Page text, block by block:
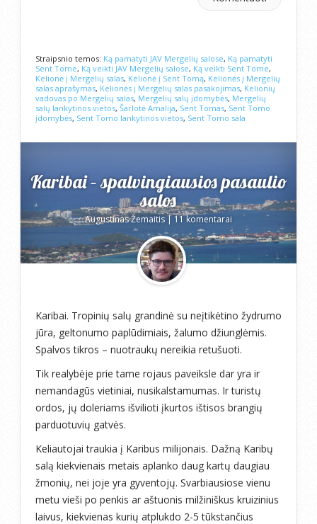
Straipsnio temos: Ką pamatyti JAV Mergelių salose, Ką pamatyti
Sent Tome, Ką veikti JAV Mergelių salose, Ką veikti Sent Tome,
Kelionė į Mergelių salas, Kelionė į Sent Tomą, Kelionės į Mergelių
salas aprašymas, Kelionės į Mergelių salas pasakojimas, Kelionių
vadovas po Mergelių salas, Mergelių salų įdomybės, Mergelių
salų lankytinos vietos, Šarlotė Amalija, Sent Tomas, Sent Tomo
įdomybės, Sent Tomo lankytinos vietos, Sent Tomo sala
Karibai – spalvingiausios pasaulio
salos
Augustinas Žemaitis|11 komentarai
Karibai. Tropinių salų grandinė su neįtikėtino žydrumo
jūra, geltonumo paplūdimiais, žalumo džiunglėmis.
Spalvos tikros – nuotraukų nereikia retušuoti.
Tik realybėje prie tame rojaus paveiksle dar yra ir
nemandagūs vietiniai, nusikalstamumas. Ir turistų
ordos, jų doleriams išvilioti įkurtos ištisos brangių
parduotuvių gatvės.
Keliautojai traukia į Karibus milijonais. Dažną Karibų
salą kiekvienais metais aplanko daug kartų daugiau
žmonių, nei joje yra gyventojų. Svarbiausiose vienu
metu vieši po penkis ar aštuonis milžiniškus kruizinius
laivus, kiekvienas kurių atplukdo 2-5 tūkstančius